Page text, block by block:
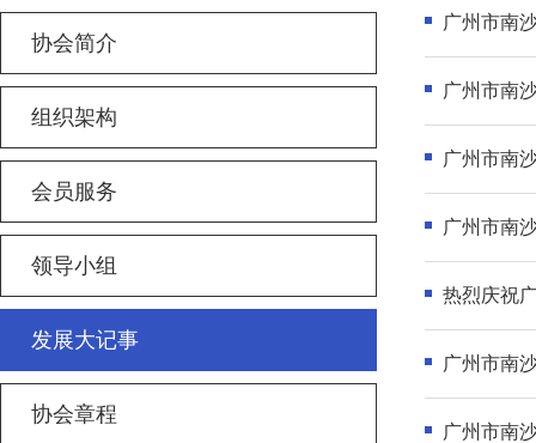
协会简介
组织架构
会员服务
领导小组
发展大记事
协会章程
广州市南
广州市南
广州市南
广州市南
热烈庆祝
广州市南
广州市南